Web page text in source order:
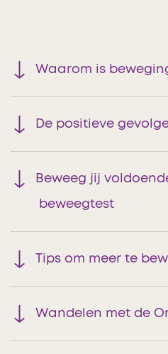
Waarom is
De positieve
Beweeg jij
beweegtest
Tips om meer te
Wandelen met de